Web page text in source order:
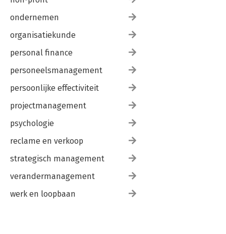
ondernemen
organisatiekunde
personal finance
personeelsmanagement
persoonlijke effectiviteit
projectmanagement
psychologie
reclame en verkoop
strategisch management
verandermanagement
werk en loopbaan